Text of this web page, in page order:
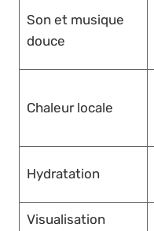
Son et musique
douce
Chaleur locale
Hydratation
Visualisation